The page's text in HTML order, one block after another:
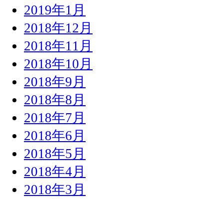
2019年1月
2018年12月
2018年11月
2018年10月
2018年9月
2018年8月
2018年7月
2018年6月
2018年5月
2018年4月
2018年3月